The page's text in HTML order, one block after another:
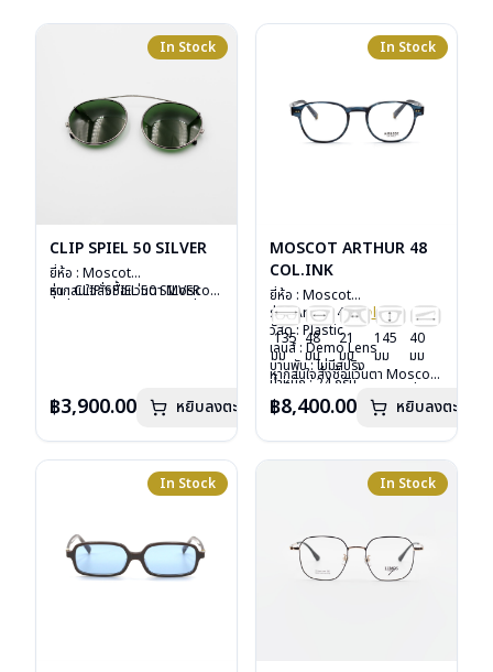
In Stock
CLIP SPIEL 50 SILVER
ยี่ห้อ : Moscot
รุ่น : CLIP SPIEL 50 SILVER
การรับประกัน : 1 ปี
หากสนใจสั่งชื้อแว่นตา Moscot
฿3,900.00 หยิบลงตะกร้า
In Stock
MOSCOT ARTHUR 48
COL.INK
ยี่ห้อ : Moscot
รุ่น : Arthur 48Col.ink
วัสดุ : Plastic
เลนส์ : Demo Lens
บานพับ : ไม่มีสปริง
น้ำหนัก : 24 กรัม
อุปกรณ์ : กล่องแว่น, กล่อง
กระดาษ, ผ้าเช็ดแว่น
การรับประกัน : 1 ปี
135
มม
48
มม
21
มม
145
มม
40
มม
หากสนใจสั่งชื้อแว่นตา Moscot
ลงไว้กรุณาติดต่อเราคลิก
฿8,400.00 หยิบลงตะกร้า
In Stock In Stock